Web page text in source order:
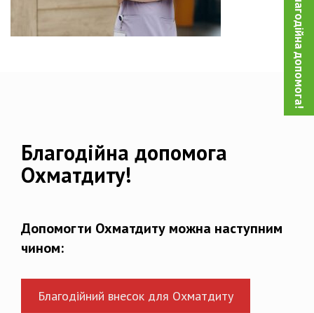
Благодійна допомога!
Благодійна допомога
Охматдиту!
Допомогти Охматдиту можна наступним
чином:
Благодійний внесок для Охматдиту